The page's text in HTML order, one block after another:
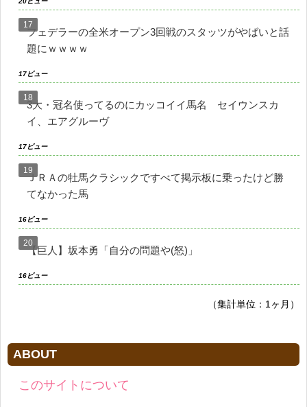
フェデラーの全米オープン3回戦のスタッツがやばいと話
題にｗｗｗｗ
17ビュー
3大・冠名使ってるのにカッコイイ馬名 セイウンスカ
イ、エアグルーヴ
17ビュー
ＪＲＡの牡馬クラシックですべて掲示板に乗ったけど勝
てなかった馬
16ビュー
【巨人】坂本勇「自分の問題や(怒)」
16ビュー
（集計単位：1ヶ月）
ABOUT
このサイトについて